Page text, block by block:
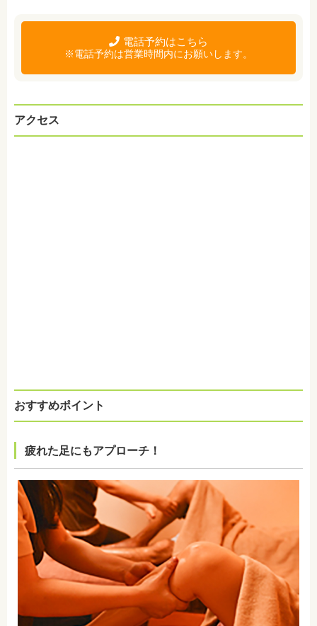
電話予約はこちら
※電話予約は営業時間内にお願いします。
アクセス
おすすめポイント
疲れた足にもアプローチ！